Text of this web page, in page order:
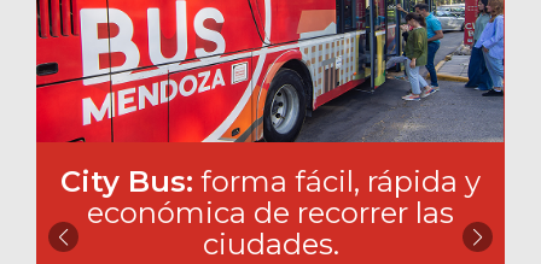
City Bus: forma fácil, rápida y
económica de recorrer las
ciudades.​